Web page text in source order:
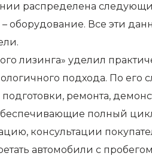
распределена
– оборудование. Все эти
лизинга» уделил
подхода. По его
ремонта,
полный
консультации
автомобили с